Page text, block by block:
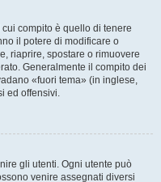
compito è quello di tenere
il potere di modificare o
riaprire, spostare o rimuovere
Generalmente il compito dei
«fuori tema» (in inglese,
ed offensivi.
gli utenti. Ogni utente può
venire assegnati diversi